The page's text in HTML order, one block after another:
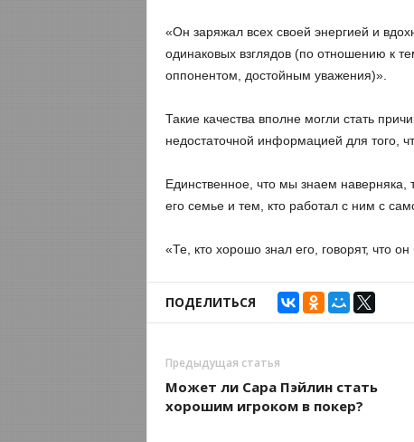
«Он заряжал всех своей энергией и
одинаковых взглядов (по отношению к
оппонентом, достойным уважения)».
Такие качества вполне могли стать
недостаточной информацией для того,
Единственное, что мы знаем наверняка,
его семье и тем, кто работал с ним с
«Те, кто хорошо знал его, говорят, что
ПОДЕЛИТЬСЯ
Предыдущая статья
Может ли Сара Пэйлин стать
хорошим игроком в покер?